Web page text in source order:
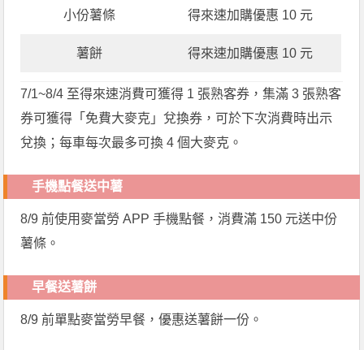
小份薯條 得來速加購優惠 10 元
薯餅 得來速加購優惠 10 元
7/1~8/4 至得來速消費可獲得 1 張熟客券，集滿 3 張熟客
券可獲得「免費大麥克」兌換券，可於下次消費時出示
兌換；每車每次最多可換 4 個大麥克。
手機點餐送中薯
8/9 前使用麥當勞 APP 手機點餐，消費滿 150 元送中份
薯條。
早餐送薯餅
8/9 前單點麥當勞早餐，優惠送薯餅一份。